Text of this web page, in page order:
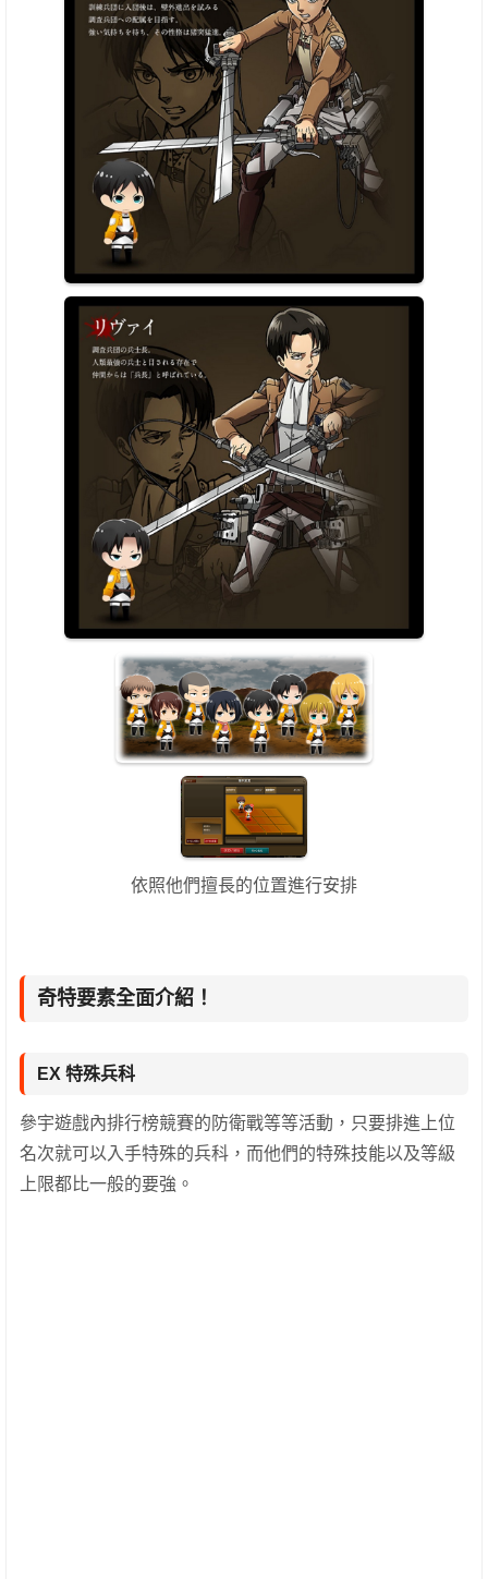
依照他們擅長的位置進行安排
奇特要素全面介紹！
EX 特殊兵科
參宇遊戲內排行榜競賽的防衛戰等等活動，只要排進上位
名次就可以入手特殊的兵科，而他們的特殊技能以及等級
上限都比一般的要強。